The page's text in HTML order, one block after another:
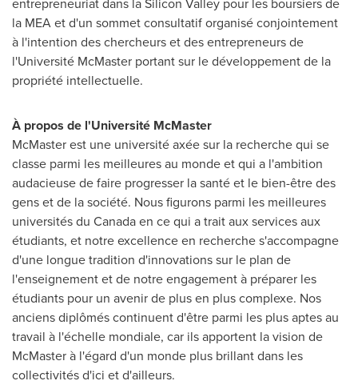
la MEA et d'un sommet consultatif organisé conjointement
à l'intention des chercheurs et des entrepreneurs de
l'Université McMaster portant sur le développement de la
propriété intellectuelle.
À propos de l'Université McMaster
McMaster est une université axée sur la recherche qui se
classe parmi les meilleures au monde et qui a l'ambition
audacieuse de faire progresser la santé et le bien-être des
gens et de la société. Nous figurons parmi les meilleures
universités du Canadaen ce qui a trait aux services aux
étudiants, et notre excellence en recherche s'accompagne
d'une longue tradition d'innovations sur le plan de
l'enseignement et de notre engagement à préparer les
étudiants pour un avenir de plus en plus complexe. Nos
anciens diplômés continuent d'être parmi les plus aptes au
travail à l'échelle mondiale, car ils apportent la vision de
McMaster à l'égard d'un monde plus brillant dans les
collectivités d'ici et d'ailleurs.